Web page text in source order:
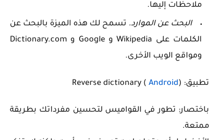
ملاحظات إليها.
البحث عن الموارد. تسمح لك هذه الميزة بالبحث عن
الكلمات على Wikipedia و Google و Dictionary.com
ومواقع الويب الأخرى.
تطبيق: Reverse dictionary ( Android)
باختصار: تطور في القواميس لتحسين مفرداتك بطريقة
ممتعة.